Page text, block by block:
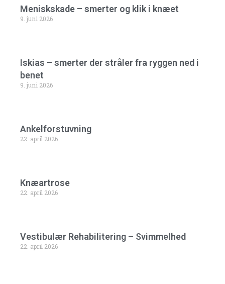
Meniskskade – smerter og klik i knæet
9. juni 2026
Iskias – smerter der stråler fra ryggen ned i
benet
9. juni 2026
Ankelforstuvning
22. april 2026
Knæartrose
22. april 2026
Vestibulær Rehabilitering – Svimmelhed
22. april 2026